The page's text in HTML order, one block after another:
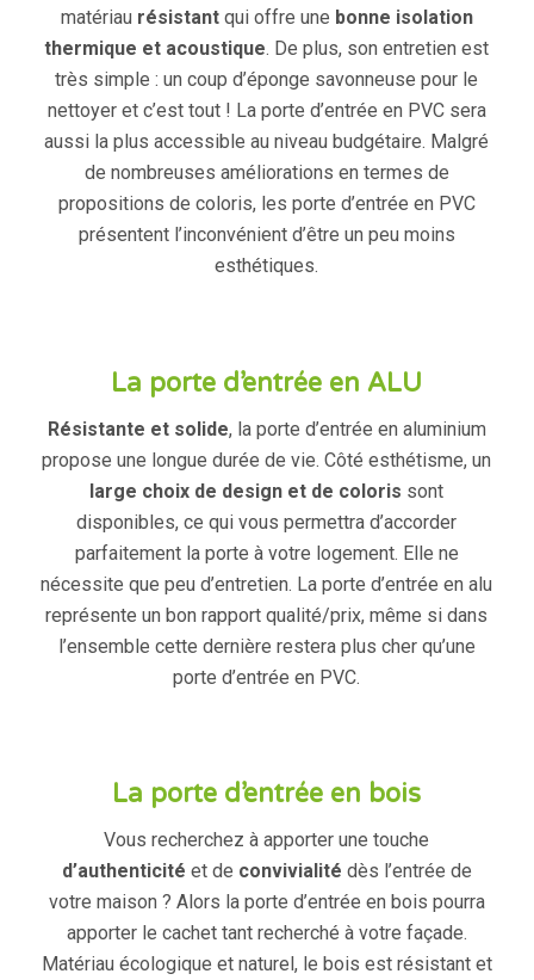
matériau résistantqui offre une bonne isolation
thermique et acoustique. De plus, son entretien est
très simple : un coup d’éponge savonneuse pour le
nettoyer et c’est tout ! La porte d’entrée en PVC sera
aussi la plus accessible au niveau budgétaire. Malgré
de nombreuses améliorations en termes de
propositions de coloris, les porte d’entrée en PVC
présentent l’inconvénient d’être un peu moins
esthétiques.
La porte d’entrée en ALU
Résistante et solide, la porte d’entrée en aluminium
propose une longue durée de vie. Côté esthétisme, un
large choix de design et de coloris sont
disponibles, ce qui vous permettra d’accorder
parfaitement la porte à votre logement. Elle ne
nécessite que peu d’entretien. La porte d’entrée en alu
représente un bon rapport qualité/prix, même si dans
l’ensemble cette dernière restera plus cher qu’une
porte d’entrée en PVC.
La porte d’entrée en bois
Vous recherchez à apporter une touche
d’authenticité et de convivialité dès l’entrée de
votre maison ? Alors la porte d’entrée en bois pourra
apporter le cachet tant recherché à votre façade.
Matériau écologique et naturel, le bois est résistant et